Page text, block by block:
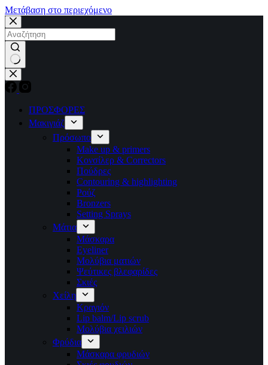
Μετάβαση στο περιεχόμενο
No
results
ΠΡΟΣΦΟΡΕΣ
Μακιγιάζ
Πρόσωπο
Make up & primers
Κονσίλερ & Correctors
Πούδρες
Contouring & highlighting
Ρούζ
Bronzers
Setting Sprays
Μάτια
Μάσκαρα
Eyeliner
Μολύβια ματιών
Ψεύτικες βλεφαρίδες
Σκιές
Χείλη
Κραγιόν
Lip balm/Lip scrub
Μολύβια χειλιών
Φρύδια
Μάσκαρα φρυδιών